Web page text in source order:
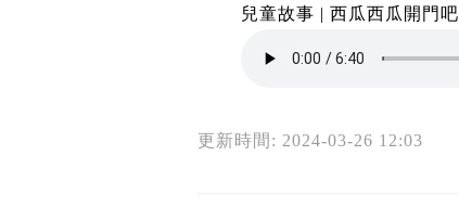
兒童故事 | 西瓜西瓜開門吧
更新時間: 2024-03-26 12:03